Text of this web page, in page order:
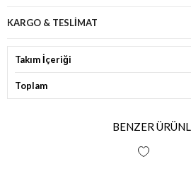
KARGO & TESLİMAT
Takım İçeriği
Toplam
BENZER